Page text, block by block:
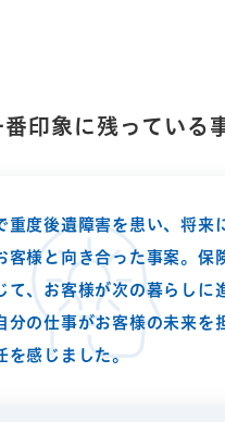
印象に残っている
重度後遺障害を患い、将来
客様と向き合った事案。保
て、お客様が次の暮らしに
分の仕事がお客様の未来を
を感じました。